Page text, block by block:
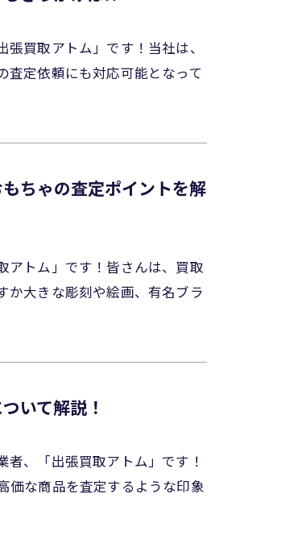
買取アトム」です！当社は、
査定依頼にも対応可能となって
ちゃの査定ポイントを解
アトム」です！皆さんは、買取
か大きな彫刻や絵画、有名ブラ
いて解説！
、「出張買取アトム」です！
価な商品を査定するような印象